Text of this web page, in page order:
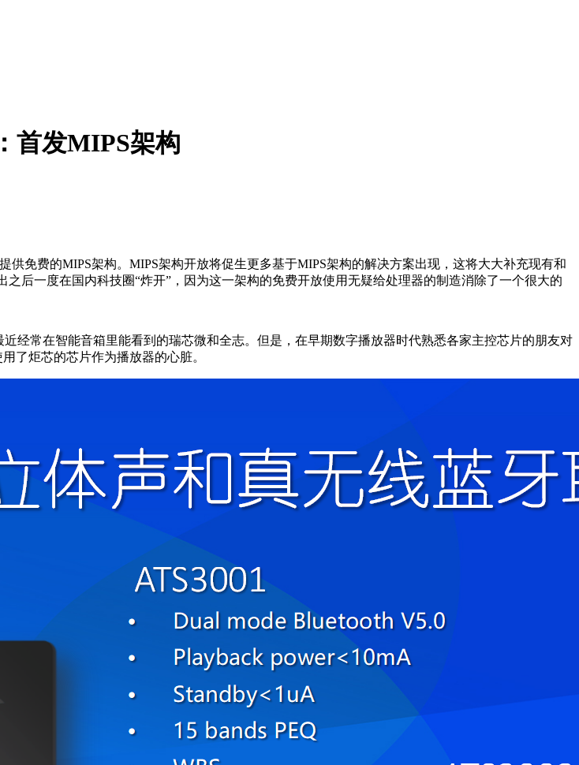
首发MIPS架构
免费的MIPS架构。MIPS架构开放将促生更多基于MIPS架构的解决方案出现，这将大大补充现有和
后一度在国内科技圈“炸开”，因为这一架构的免费开放使用无疑给处理器的制造消除了一个很大的
经常在智能音箱里能看到的瑞芯微和全志。但是，在早期数字播放器时代熟悉各家主控芯片的朋友对
了炬芯的芯片作为播放器的心脏。